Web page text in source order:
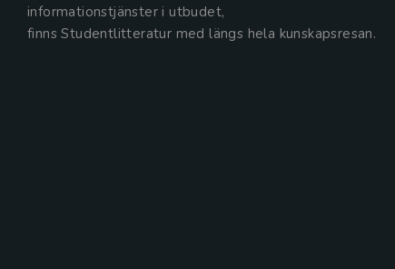
informationstjänster i utbudet,
finns Studentlitteratur med längs hela kunskapsresan.